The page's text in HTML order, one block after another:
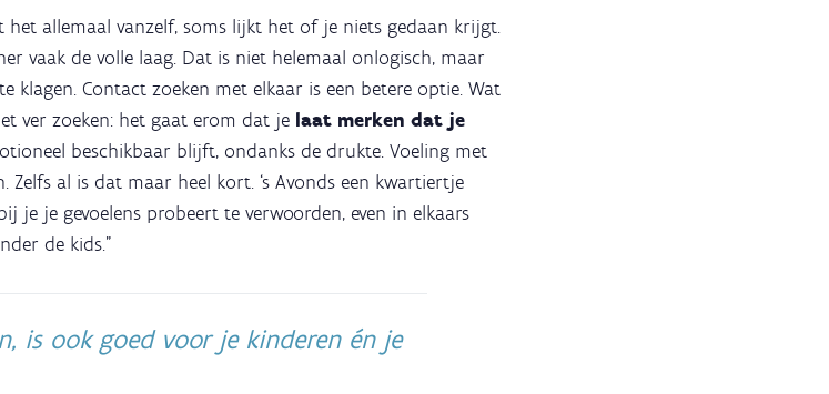
het allemaal vanzelf, soms lijkt het of je niets gedaan krijgt.
vaak de volle laag. Dat is niet helemaal onlogisch, maar
Contact zoeken met elkaar is een betere optie. Wat
ver zoeken: het gaat erom dat je laat merken dat je
beschikbaar blijft, ondanks de drukte. Voeling met
al is dat maar heel kort. ‘s Avonds een kwartiertje
je je gevoelens probeert te verwoorden, even in elkaars
de kids."
is ook goed voor je kinderen én je